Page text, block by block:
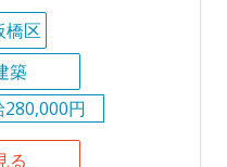
橋区
築
280,000円
る